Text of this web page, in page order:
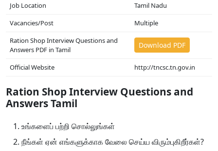
Job Location
Tamil Nadu
Vacancies/Post
Multiple
Ration Shop Interview Questions and
Answers PDF in Tamil
Download PDF
Official Website http://tncsc.tn.gov.in
Ration Shop Interview Questions and
Answers Tamil
உங்களைப் பற்றி சொல்லுங்கள்
நீங்கள் ஏன் எங்களுக்காக வேலை செய்ய விரும்புகிறீர்கள்?